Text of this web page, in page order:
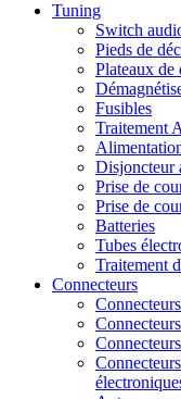
Tuning
Switch
Pieds de
Plateaux de
Fusibles
Traitement
Disjoncteur
Prise de
Prise de
Batteries
Tubes
Traitement
Connecteurs